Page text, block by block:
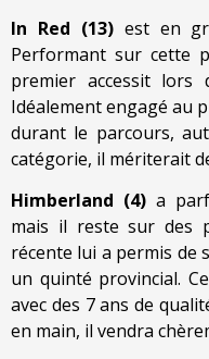
In Red (13) est en
Performant sur cette
premier accessit lors
Idéalement engagé au
durant le parcours,
catégorie, il mériterait
Himberland (4) a
mais il reste sur des
récente lui a permis de
un quinté provincial.
avec des 7 ans de
en main, il vendra